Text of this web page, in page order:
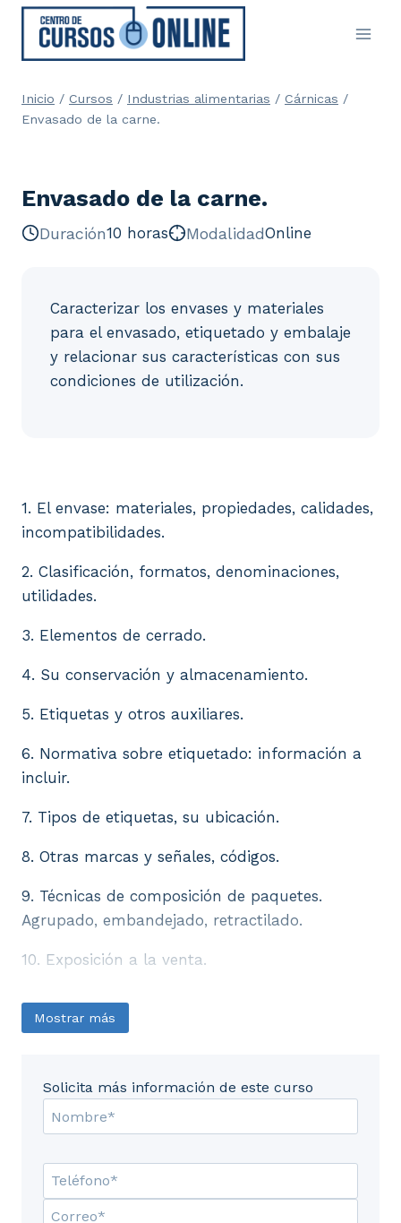
Saltar
contenido
Inicio / Cursos / Industrias alimentarias / Cárnicas /
Envasado de la carne.
Envasado de la carne.
Duración10 horas ModalidadOnline
Caracterizar los envases y materiales
para el envasado, etiquetado y embalaje
y relacionar sus características con sus
condiciones de utilización.
1. El envase: materiales, propiedades, calidades,
incompatibilidades.
2. Clasificación, formatos, denominaciones,
utilidades.
3. Elementos de cerrado.
4. Su conservación y almacenamiento.
5. Etiquetas y otros auxiliares.
6. Normativa sobre etiquetado: información a
incluir.
7. Tipos de etiquetas, su ubicación.
8. Otras marcas y señales, códigos.
9. Técnicas de composición de paquetes.
Agrupado, embandejado, retractilado.
10. Exposición a la venta.
Mostrar más
Solicita más información de este curso